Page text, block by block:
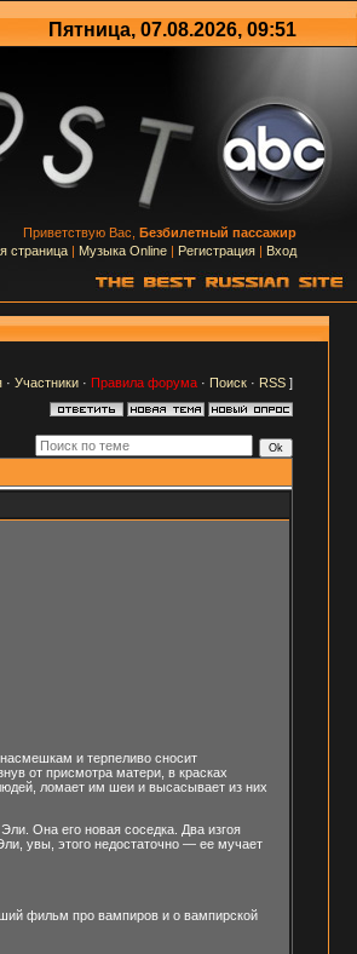
Пятница, 07.08.2026, 09:51
Приветствую Вас, Безбилетный пассажир
страница | Музыка Online | Регистрация | Вход
· Участники· Правила форума· Поиск· RSS]
и терпеливо сносит
от присмотра матери, в красках
ломает им шеи и высасывает из них
Она его новая соседка. Два изгоя
увы, этого недостаточно — ее мучает
фильм про вампиров и о вампирской